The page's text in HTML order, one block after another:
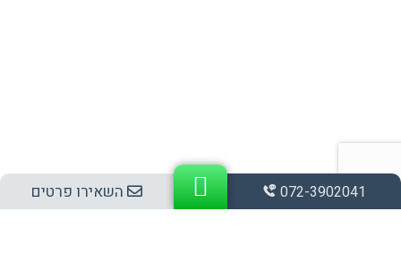
072-3902041 השאירו פרטים